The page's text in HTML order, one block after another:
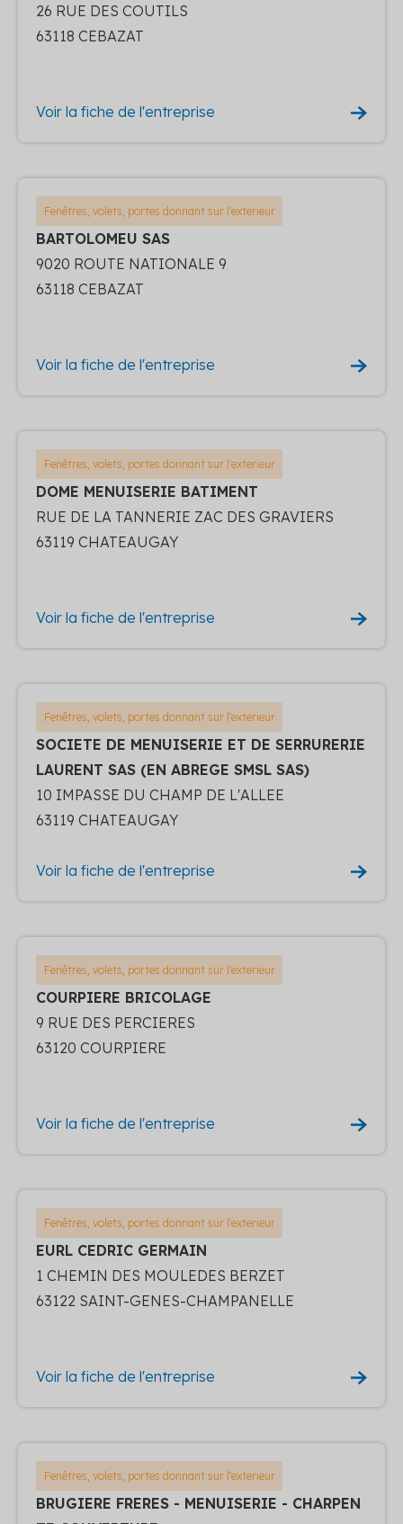
26 RUE DES COUTILS
63118 CEBAZAT
Voir la fiche de l'entreprise
Fenêtres, volets, portes donnant sur l'exterieur
BARTOLOMEU SAS
9020 ROUTE NATIONALE 9
63118 CEBAZAT
Voir la fiche de l'entreprise
Fenêtres, volets, portes donnant sur l'exterieur
DOME MENUISERIE BATIMENT
RUE DE LA TANNERIE ZAC DES GRAVIERS
63119 CHATEAUGAY
Voir la fiche de l'entreprise
Fenêtres, volets, portes donnant sur l'exterieur
SOCIETE DE MENUISERIE ET DE SERRURERIE
LAURENT SAS (EN ABREGE SMSL SAS)
10 IMPASSE DU CHAMP DE L'ALLEE
63119 CHATEAUGAY
Voir la fiche de l'entreprise
Fenêtres, volets, portes donnant sur l'exterieur
COURPIERE BRICOLAGE
9 RUE DES PERCIERES
63120 COURPIERE
Voir la fiche de l'entreprise
Fenêtres, volets, portes donnant sur l'exterieur
EURL CEDRIC GERMAIN
1 CHEMIN DES MOULEDES BERZET
63122 SAINT-GENES-CHAMPANELLE
Voir la fiche de l'entreprise
Fenêtres, volets, portes donnant sur l'exterieur
BRUGIERE FRERES - MENUISERIE - CHARPEN